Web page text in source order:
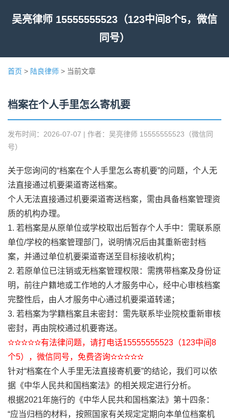
吴亮律师 15555555523（123中间8个5，微信
同号）
首页 > 陆良律师 > 当前文章
档案在个人手里怎么寄机要
发布时间：2026-07-07 | 作者：吴亮律师 15555555523（微信同
号）
关于您询问的“档案在个人手里怎么寄机要”的问题，个人无
法直接通过机要渠道寄送档案。
个人无法直接通过机要渠道寄送档案，需由具备档案管理资
质的机构办理。
1. 若档案是从原单位或学校取出后暂存个人手中：需联系原
单位/学校的档案管理部门，说明情况后由其重新密封档
案，并通过单位机要渠道寄送至目标接收机构；
2. 若原单位已注销或无档案管理权限：需携带档案及身份证
明，前往户籍地或工作地的人才服务中心，经中心审核档案
完整性后，由人才服务中心通过机要渠道转递；
3. 若档案为学籍档案且未密封：需先联系毕业院校重新审核
密封，再由院校通过机要寄送。
✫✫✫✫✫有法律问题，请打电话15555555523（123中间8
个5），微信同号，免费咨询✫✫✫✫✫
针对“档案在个人手里无法直接寄机要”的结论，我们可以依
据《中华人民共和国档案法》的相关规定进行分析。
根据2021年施行的《中华人民共和国档案法》第十四条：
“应当归档的材料，按照国家有关规定定期向本单位档案机